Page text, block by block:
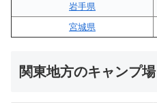
岩手県
宮城県
関東地方のキャンプ場